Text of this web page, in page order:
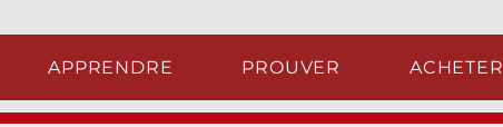
APPRENDRE PROUVER ACHETER